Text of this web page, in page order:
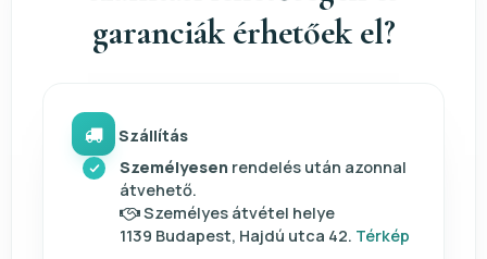
garanciák érhetőek el?
Szállítás
Személyesen rendelés után azonnal
átvehető.
Személyes átvétel helye
1139 Budapest, Hajdú utca 42. Térkép